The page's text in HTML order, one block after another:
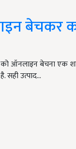
बेचकर
ऑनलाइन बेचना एक
सही उत्पाद…